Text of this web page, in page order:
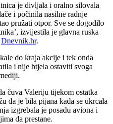
je divljala i oralno silovala
i počinila nasilne radnje
pružati otpor. Sve se dogodilo
izvijestila je glavna ruska
Dnevnik.hr.
do kraja akcije i tek onda
i nije htjela ostaviti svoga
čuva Valeriju tijekom ostatka
da je bila pijana kada se ukrcala
izgrebala je posadu aviona i
da prestane.